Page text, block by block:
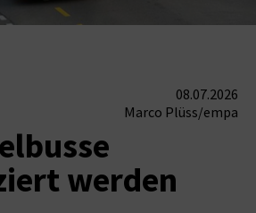
08.07.2026
Marco Plüss/empa
werden